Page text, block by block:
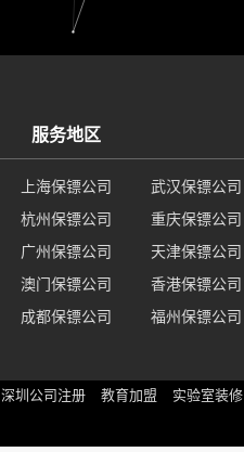
服务地区
上海保镖公司
武汉保镖公司
杭州保镖公司
重庆保镖公司
广州保镖公司
天津保镖公司
澳门保镖公司
香港保镖公司
成都保镖公司 福州保镖公司
深圳公司注册 教育加盟 实验室装修